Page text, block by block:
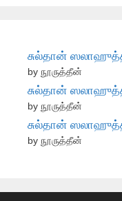
சுல்தான்
by நூருத்தீன்
சுல்தான்
by நூருத்தீன்
சுல்தான்
by நூருத்தீன்